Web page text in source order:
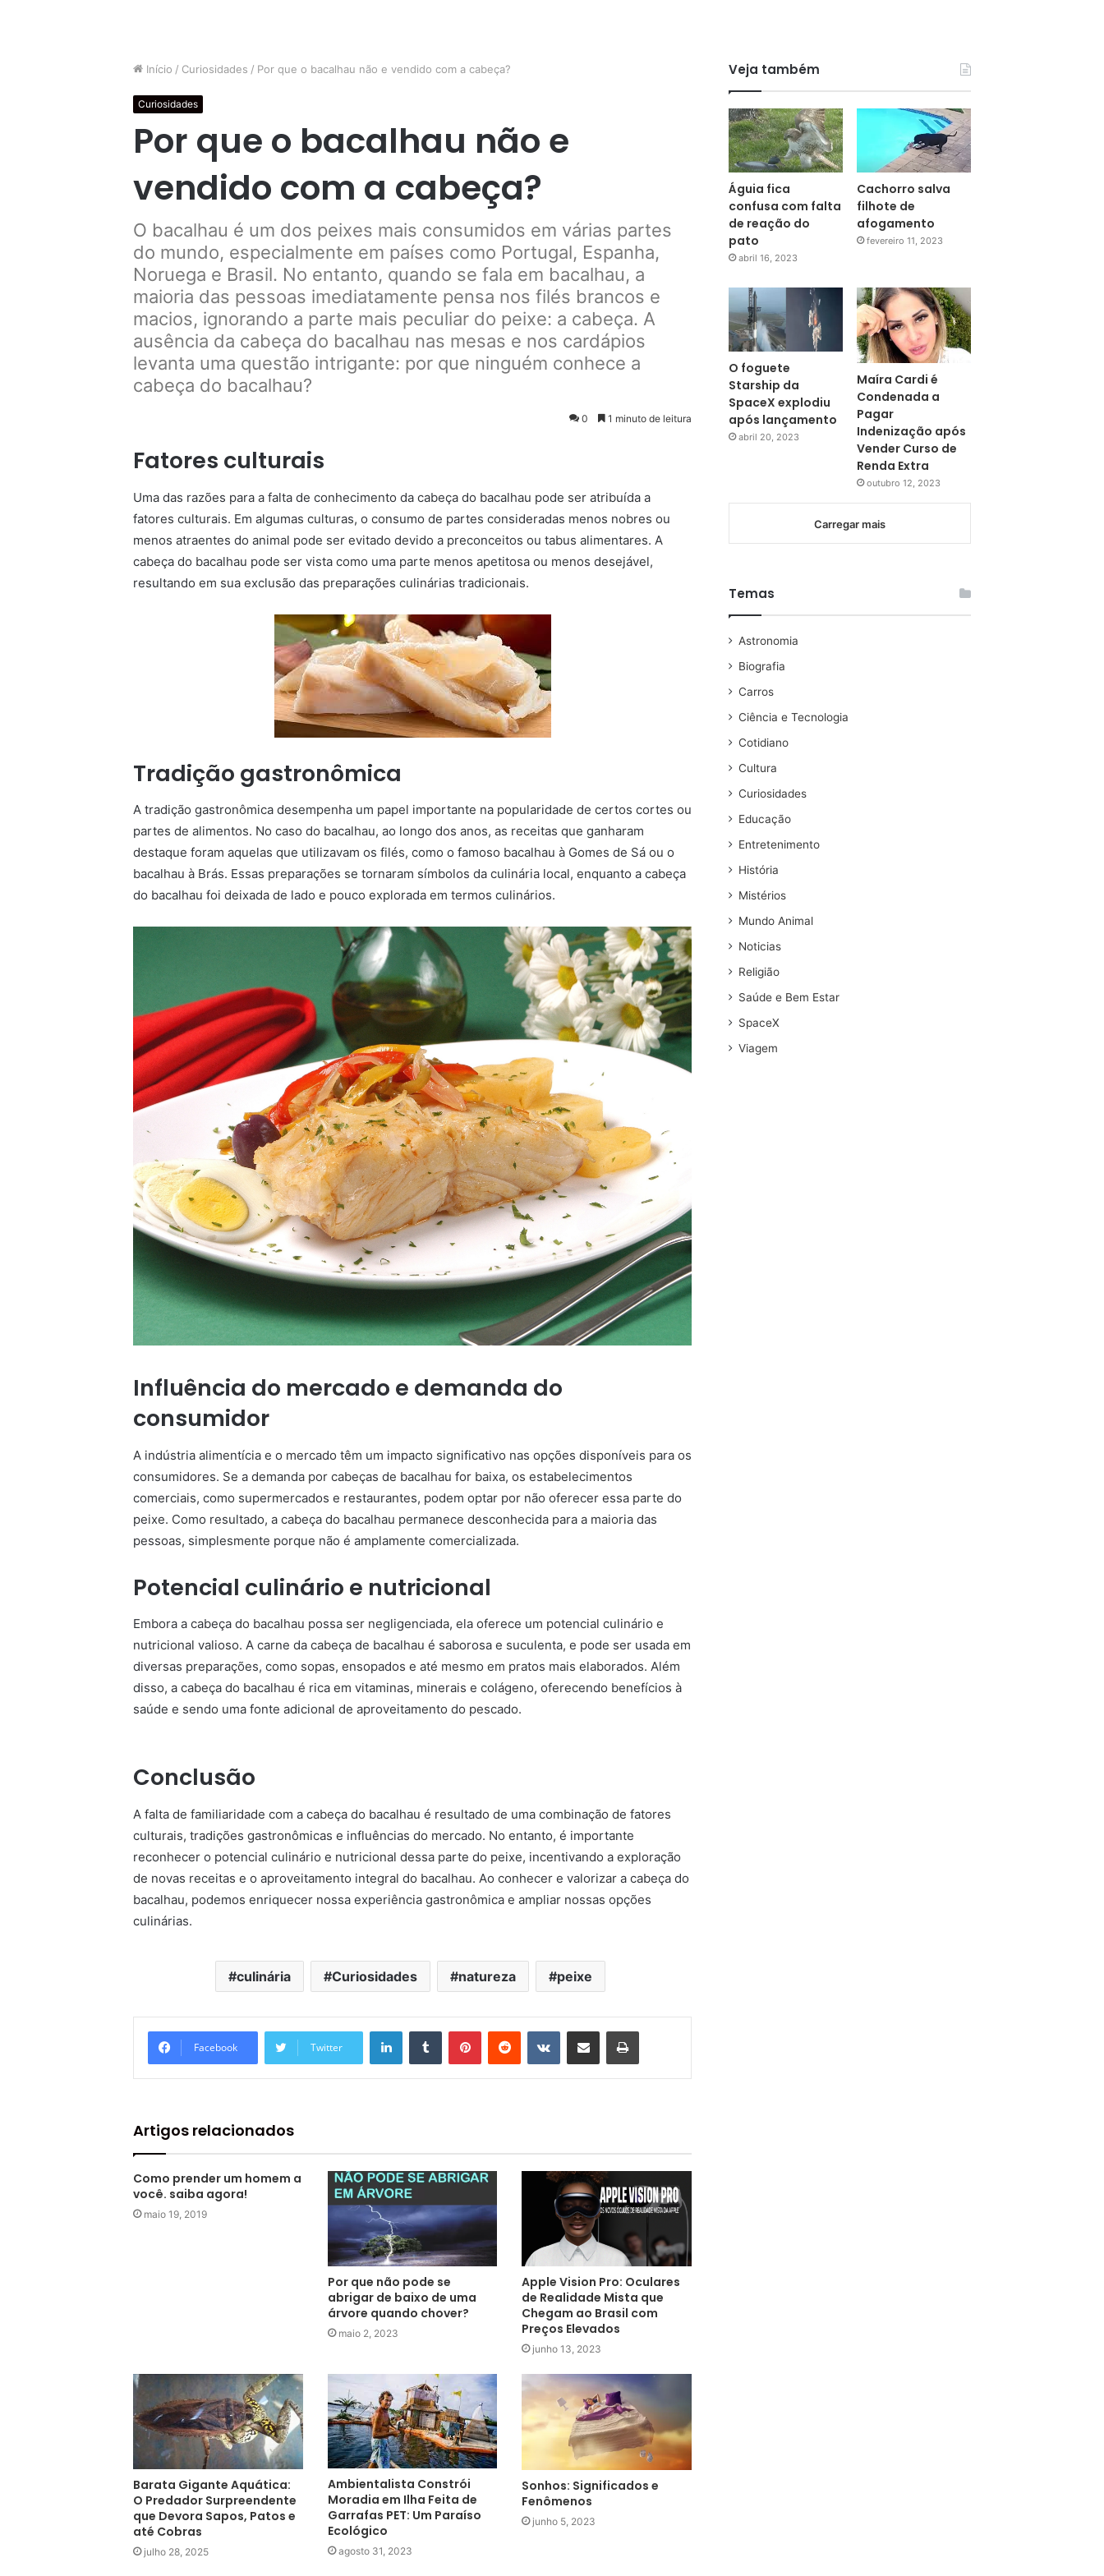
Início / Curiosidades / Por que o bacalhau não e vendido com a cabeça?
Curiosidades
Por que o bacalhau não e
vendido com a cabeça?
O bacalhau é um dos peixes mais consumidos em várias partes
do mundo, especialmente em países como Portugal, Espanha,
Noruega e Brasil. No entanto, quando se fala em bacalhau, a
maioria das pessoas imediatamente pensa nos filés brancos e
macios, ignorando a parte mais peculiar do peixe: a cabeça. A
ausência da cabeça do bacalhau nas mesas e nos cardápios
levanta uma questão intrigante: por que ninguém conhece a
cabeça do bacalhau?
0 1 minuto de leitura
Fatores culturais
Uma das razões para a falta de conhecimento da cabeça do bacalhau pode ser atribuída a
fatores culturais. Em algumas culturas, o consumo de partes consideradas menos nobres ou
menos atraentes do animal pode ser evitado devido a preconceitos ou tabus alimentares. A
cabeça do bacalhau pode ser vista como uma parte menos apetitosa ou menos desejável,
resultando em sua exclusão das preparações culinárias tradicionais.
Tradição gastronômica
A tradição gastronômica desempenha um papel importante na popularidade de certos cortes ou
partes de alimentos. No caso do bacalhau, ao longo dos anos, as receitas que ganharam
destaque foram aquelas que utilizavam os filés, como o famoso bacalhau à Gomes de Sá ou o
bacalhau à Brás. Essas preparações se tornaram símbolos da culinária local, enquanto a cabeça
do bacalhau foi deixada de lado e pouco explorada em termos culinários.
Influência do mercado e demanda do
consumidor
A indústria alimentícia e o mercado têm um impacto significativo nas opções disponíveis para os
consumidores. Se a demanda por cabeças de bacalhau for baixa, os estabelecimentos
comerciais, como supermercados e restaurantes, podem optar por não oferecer essa parte do
peixe. Como resultado, a cabeça do bacalhau permanece desconhecida para a maioria das
pessoas, simplesmente porque não é amplamente comercializada.
Potencial culinário e nutricional
Embora a cabeça do bacalhau possa ser negligenciada, ela oferece um potencial culinário e
nutricional valioso. A carne da cabeça de bacalhau é saborosa e suculenta, e pode ser usada em
diversas preparações, como sopas, ensopados e até mesmo em pratos mais elaborados. Além
disso, a cabeça do bacalhau é rica em vitaminas, minerais e colágeno, oferecendo benefícios à
saúde e sendo uma fonte adicional de aproveitamento do pescado.
Conclusão
A falta de familiaridade com a cabeça do bacalhau é resultado de uma combinação de fatores
culturais, tradições gastronômicas e influências do mercado. No entanto, é importante
reconhecer o potencial culinário e nutricional dessa parte do peixe, incentivando a exploração
de novas receitas e o aproveitamento integral do bacalhau. Ao conhecer e valorizar a cabeça do
bacalhau, podemos enriquecer nossa experiência gastronômica e ampliar nossas opções
culinárias.
culinária Curiosidades natureza peixe
Facebook Twitter
Artigos relacionados
Como prender um homem a
você. saiba agora!
maio 19, 2019
Por que não pode se
abrigar de baixo de uma
árvore quando chover?
maio 2, 2023
Apple Vision Pro: Oculares
de Realidade Mista que
Chegam ao Brasil com
Preços Elevados
junho 13, 2023
Barata Gigante Aquática:
O Predador Surpreendente
que Devora Sapos, Patos e
até Cobras
julho 28, 2025
Ambientalista Constrói
Moradia em Ilha Feita de
Garrafas PET: Um Paraíso
Ecológico
agosto 31, 2023
Sonhos: Significados e
Fenômenos
junho 5, 2023
Veja também
Águia fica
confusa com falta
de reação do
pato
abril 16, 2023
Cachorro salva
filhote de
afogamento
fevereiro 11, 2023
O foguete
Starship da
SpaceX explodiu
após lançamento
abril 20, 2023
Maíra Cardi é
Condenada a
Pagar
Indenização após
Vender Curso de
Renda Extra
outubro 12, 2023
Carregar mais
Temas
Astronomia
Biografia
Carros
Ciência e Tecnologia
Cotidiano
Cultura
Curiosidades
Educação
Entretenimento
História
Mistérios
Mundo Animal
Noticias
Religião
Saúde e Bem Estar
SpaceX
Viagem